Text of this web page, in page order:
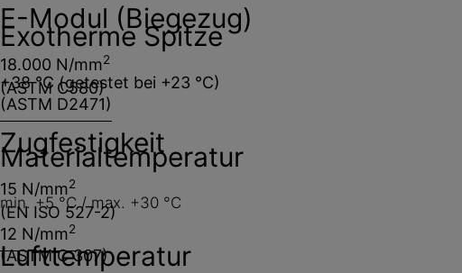
E-Modul (Biegezug)
18.000 N/mm2
(ASTM C580)
Zugfestigkeit
15 N/mm2
(EN ISO 527-2)
12 N/mm2
(ASTM C 307)
Exotherme Spitze
+38 °C (getestet bei +23 °C)
(ASTM D2471)
Materialtemperatur
min. +5 °C / max. +30 °C
Lufttemperatur